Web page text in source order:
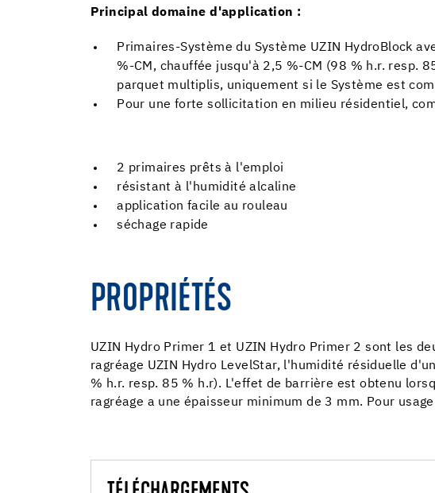
Principal domaine d'application :
Primaires-Système du Système UZIN HydroBlock
%-CM, chauffée jusqu'à 2,5 %-CM (98 % h.r. resp.
parquet multiplis, uniquement si le Système est
Pour une forte sollicitation en milieu résidentiel,
2 primaires prêts à l'emploi
résistant à l'humidité alcaline
application facile au rouleau
séchage rapide
PROPRIÉTÉS
UZIN Hydro Primer 1 et UZIN Hydro Primer 2 sont les
ragréage UZIN Hydro LevelStar, l'humidité résiduelle
% h.r. resp. 85 % h.r). L'effet de barrière est obtenu
ragréage a une épaisseur minimum de 3 mm. Pour